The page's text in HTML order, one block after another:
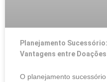
Planejamento
Vantagens entre
O planejamento